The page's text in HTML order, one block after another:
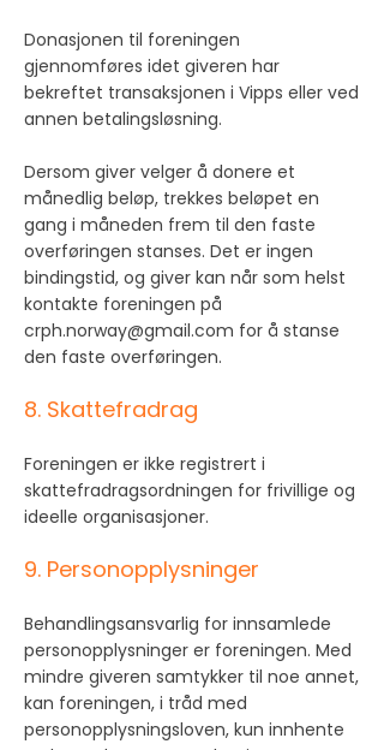
Donasjonen til foreningen
gjennomføres idet giveren har
bekreftet transaksjonen i Vipps eller ved
annen betalingsløsning.
Dersom giver velger å donere et
månedlig beløp, trekkes beløpet en
gang i måneden frem til den faste
overføringen stanses. Det er ingen
bindingstid, og giver kan når som helst
kontakte foreningen på
crph.norway@gmail.com for å stanse
den faste overføringen.
8. Skattefradrag
Foreningen er ikke registrert i
skattefradragsordningen for frivillige og
ideelle organisasjoner.
9. Personopplysninger
Behandlingsansvarlig for innsamlede
personopplysninger er foreningen. Med
mindre giveren samtykker til noe annet,
kan foreningen, i tråd med
personopplysningsloven, kun innhente